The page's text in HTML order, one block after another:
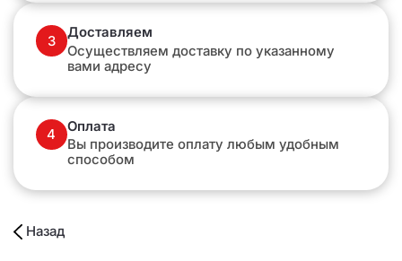
3
Доставляем
Осуществляем доставку по указанному
вами адресу
4
Оплата
Вы производите оплату любым удобным
способом
Назад